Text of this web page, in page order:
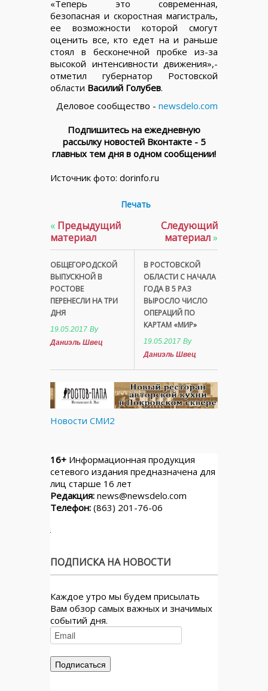
«Теперь это современная,
безопасная и скоростная магистраль,
ее возможности которой смогут
оценить все, кто едет на и раньше
стоял в бесконечной пробке из-за
высокой интенсивности движения»,-
отметил губернатор Ростовской
области Василий Голубев.
Деловое сообщество - newsdelo.com
Подпишитесь на ежедневную
рассылку новостей Вконтакте - 5
главных тем дня в одном сообщении!
Источник фото: dorinfo.ru
Печать
« Предыдущий
материал
ОБЩЕГОРОДСКОЙ
ВЫПУСКНОЙ В
РОСТОВЕ
ПЕРЕНЕСЛИ НА ТРИ
ДНЯ
19.05.2017 By
Даниэль Швец
Следующий
материал»
В РОСТОВСКОЙ
ОБЛАСТИ С НАЧАЛА
ГОДА В 5 РАЗ
ВЫРОСЛО ЧИСЛО
ОПЕРАЦИЙ ПО
КАРТАМ «МИР»
19.05.2017 By
Даниэль Швец
Новости СМИ2
16+ Информационная продукция
сетевого издания предназначена для
лиц старше 16 лет
Редакция: news@newsdelo.com
Телефон: (863) 201-76-06
ПОДПИСКА НА НОВОСТИ
Каждое утро мы будем присылать
Вам обзор самых важных и значимых
событий дня.